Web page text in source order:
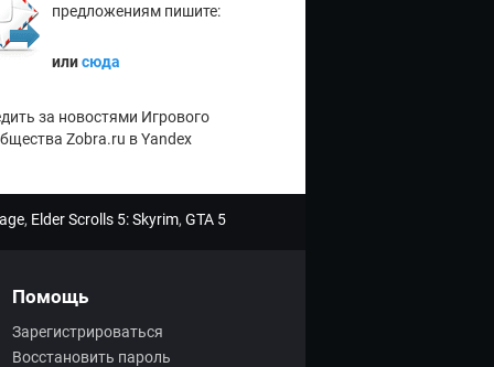
предложениям пишите:
илисюда
за новостями Игрового
Zobra.ru в Yandex
, Elder Scrolls 5: Skyrim, GTA 5
Помощь
Зарегистрироваться
Восстановить пароль